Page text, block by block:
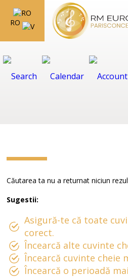
RO
Căutarea ta nu a returnat niciun
Sugestii:
Asigură-te că toate
corect.
Încearcă alte cuvinte
Încearcă cuvinte cheie
Încearcă o perioadă